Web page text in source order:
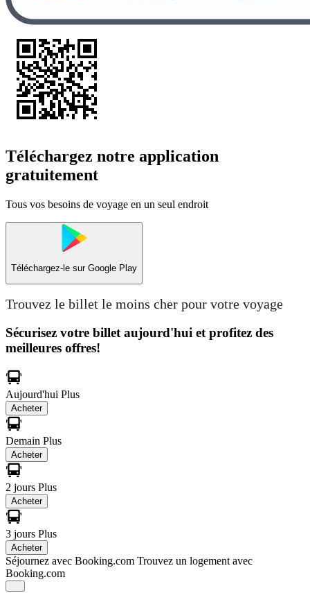
Téléchargez notre application
gratuitement
Tous vos besoins de voyage en un seul endroit
Téléchargez-le sur Google Play
Trouvez le billet le moins cher pour votre voyage
Sécurisez votre billet aujourd'hui et profitez des
meilleures offres!
Aujourd'hui Plus
Acheter
Demain Plus
Acheter
2 jours Plus
Acheter
3 jours Plus
Acheter
Séjournez avec Booking.com Trouvez un logement avec
Booking.com